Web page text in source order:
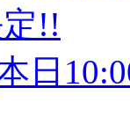
!!
日